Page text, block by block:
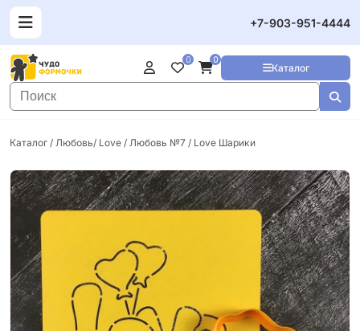
+7-903-951-4444
Каталог
0 0
Каталог / Любовь/ Love / Любовь №7 / Love Шарики